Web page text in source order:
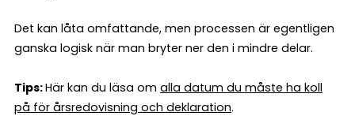
Det kan låta omfattande, men processen är egentligen
ganska logisk när man bryter ner den i mindre delar.
Tips:Här kan du läsa om alla datum du måste ha koll
på för årsredovisning och deklaration.